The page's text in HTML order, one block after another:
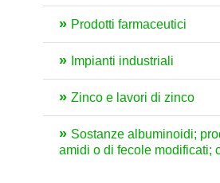
Prodotti farmaceutici
Impianti industriali
Zinco e lavori di zinco
Sostanze albuminoidi;
amidi o di fecole modificati;